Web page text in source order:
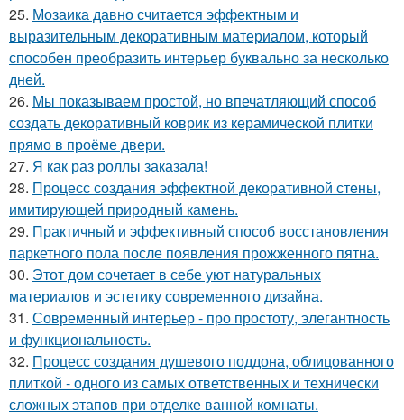
25. Мозаика давно считается эффектным и
выразительным декоративным материалом, который
способен преобразить интерьер буквально за несколько
дней.
26. Мы показываем простой, но впечатляющий способ
создать декоративный коврик из керамической плитки
прямо в проёме двери.
27. Я как раз роллы заказала!
28. Процесс создания эффектной декоративной стены,
имитирующей природный камень.
29. Практичный и эффективный способ восстановления
паркетного пола после появления прожженного пятна.
30. Этот дом сочетает в себе уют натуральных
материалов и эстетику современного дизайна.
31. Современный интерьер - про простоту, элегантность
и функциональность.
32. Процесс создания душевого поддона, облицованного
плиткой - одного из самых ответственных и технически
сложных этапов при отделке ванной комнаты.